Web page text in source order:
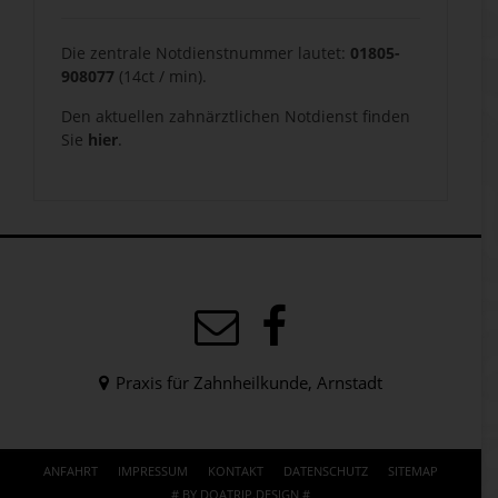
Die zentrale Notdienstnummer lautet: 01805-
908077 (14ct / min).
Den aktuellen zahnärztlichen Notdienst finden
Sie hier.
Praxis für Zahnheilkunde, Arnstadt
ANFAHRT IMPRESSUM KONTAKT DATENSCHUTZ
SITEMAP
# BY DOATRIP.DESIGN #